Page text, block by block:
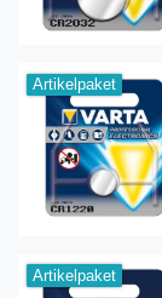
Artikelpaket
Artikelpaket